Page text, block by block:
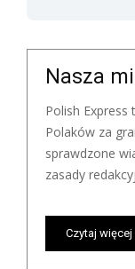
Nasza
Polish
Polaków za
sprawdzone
zasady
Czytaj więcej